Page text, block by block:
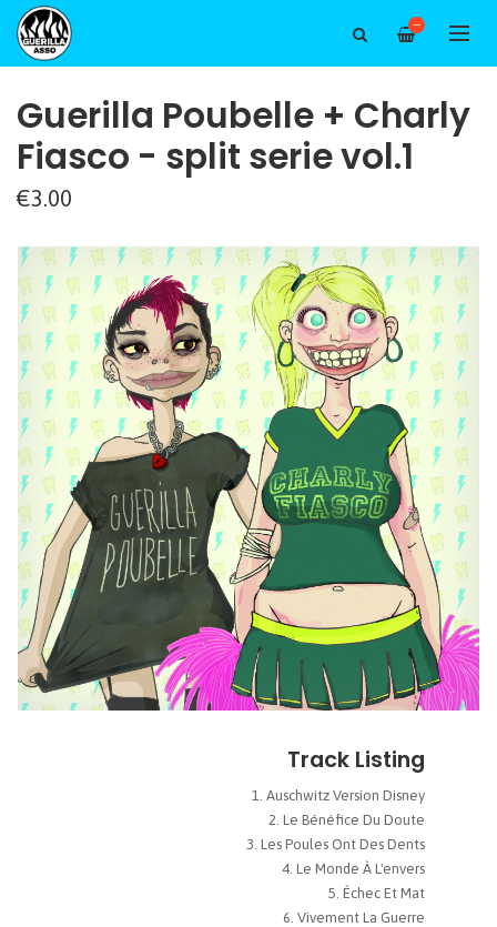
—
Guerilla Poubelle + Charly
Fiasco - split serie vol.1
€3.00
Track Listing
Auschwitz Version Disney
Le Bénéfice Du Doute
Les Poules Ont Des Dents
Le Monde À L'envers
Échec Et Mat
Vivement La Guerre